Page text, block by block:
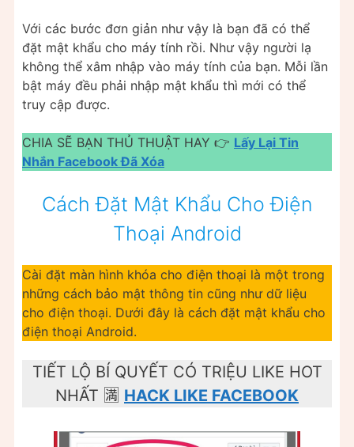
Với các bước đơn giản như vậy là bạn đã có thể
đặt mật khẩu cho máy tính rồi. Như vậy người lạ
không thể xâm nhập vào máy tính của bạn. Mỗi lần
bật máy đều phải nhập mật khẩu thì mới có thể
truy cập được.
CHIA SẼ BẠN THỦ THUẬT HAY 👉 Lấy Lại Tin
Nhắn Facebook Đã Xóa
Cách Đặt Mật Khẩu Cho Điện
Thoại Android
Cài đặt màn hình khóa cho điện thoại là một trong
những cách bảo mật thông tin cũng như dữ liệu
cho điện thoại. Dưới đây là cách đặt mật khẩu cho
điện thoại Android.
TIẾT LỘ BÍ QUYẾT CÓ TRIỆU LIKE HOT
NHẤT 🈵 HACK LIKE FACEBOOK